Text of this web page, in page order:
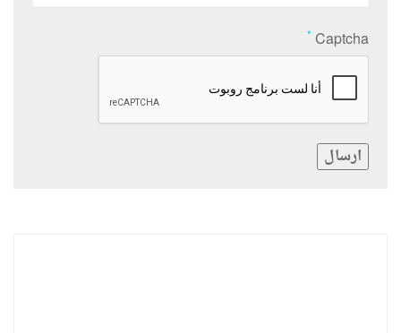
Captcha
*
ارسال